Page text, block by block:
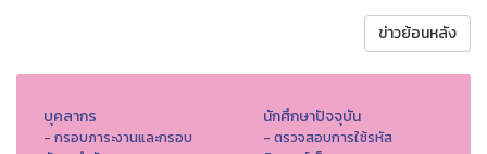
ข่าวย้อนหลัง
บุคลากร
- กรอบภาระงานและกรอบ
นักศึกษาปัจจุบัน
- ตรวจสอบการใช้รหัส